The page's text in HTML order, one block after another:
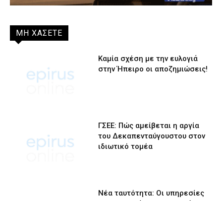
ΜΗ ΧΑΣΕΤΕ
Καμία σχέση με την ευλογιά
στην Ήπειρο οι αποζημιώσεις!
ΓΣΕΕ: Πώς αμείβεται η αργία
του Δεκαπενταύγουστου στον
ιδιωτικό τομέα
Νέα ταυτότητα: Οι υπηρεσίες